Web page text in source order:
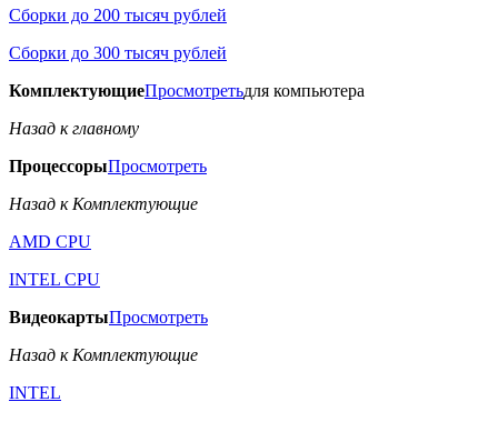
Сборки до 200 тысяч рублей
Сборки до 300 тысяч рублей
КомплектующиеПросмотретьдля компьютера
Назад к главному
ПроцессорыПросмотреть
Назад к Комплектующие
AMD CPU
INTEL CPU
ВидеокартыПросмотреть
Назад к Комплектующие
INTEL